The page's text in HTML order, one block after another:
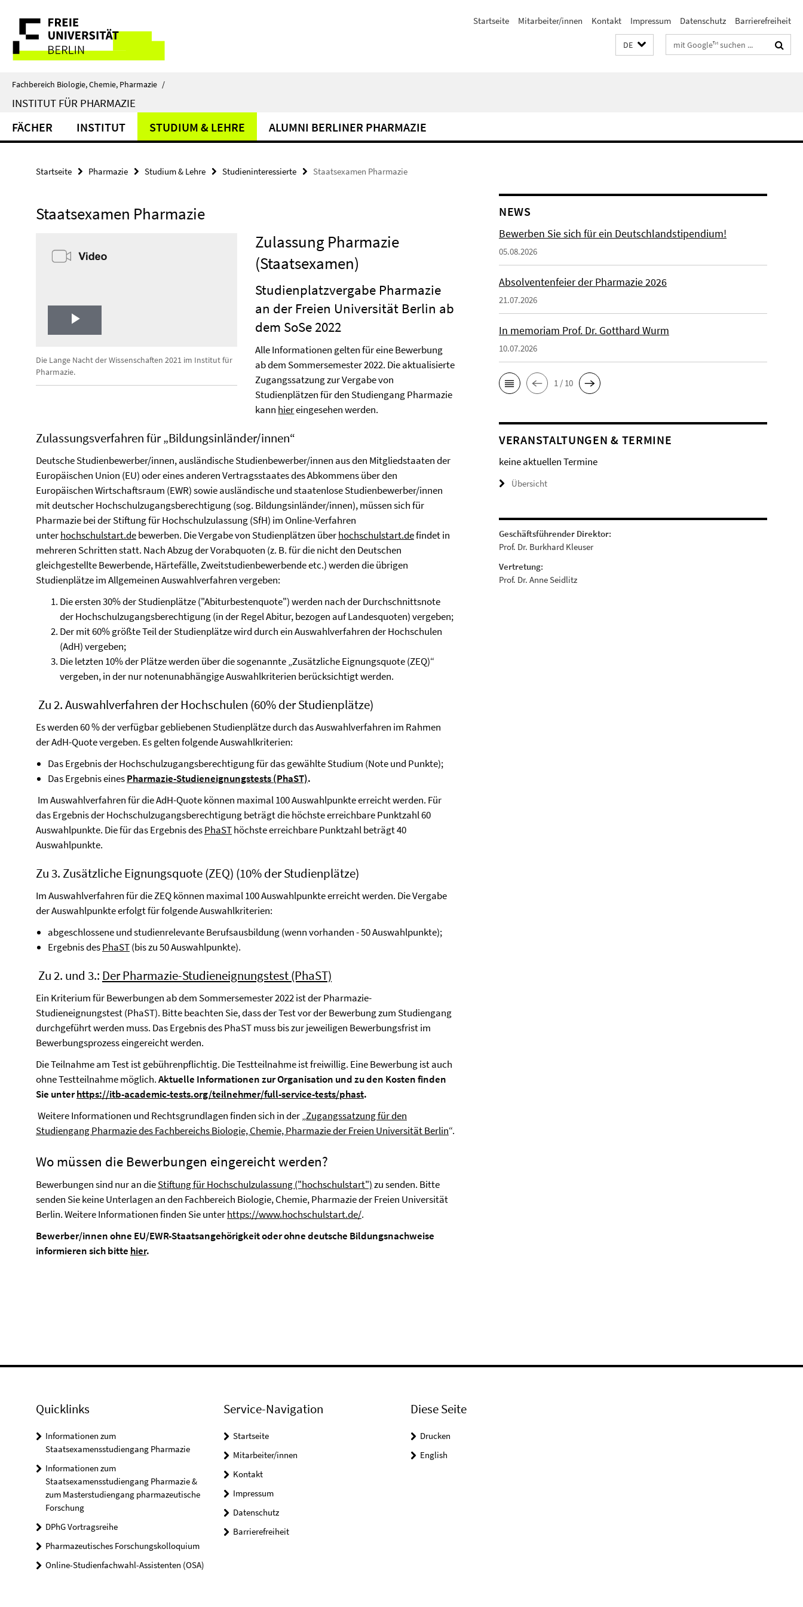
direkt
Inhalt
Service-
Navigation
Startseite Mitarbeiter/innen Kontakt Impressum Datenschutz Barrierefreiheit
DE Suchbegriffe
Fachbereich Biologie, Chemie, Pharmazie /
INSTITUT FÜR PHARMAZIE
FÄCHER INSTITUT STUDIUM & LEHRE ALUMNI BERLINER PHARMAZIE
Startseite Pharmazie Studium & Lehre Studieninteressierte Staatsexamen Pharmazie
Staatsexamen Pharmazie
Play
Video
Die Lange Nacht der Wissenschaften 2021 im Institut für
Pharmazie.
Zulassung Pharmazie
(Staatsexamen)
Studienplatzvergabe Pharmazie
an der Freien Universität Berlin ab
dem SoSe 2022
Alle Informationen gelten für eine Bewerbung
ab dem Sommersemester 2022. Die aktualisierte
Zugangssatzung zur Vergabe von
Studienplätzen für den Studiengang Pharmazie
kann hiereingesehen werden.
Zulassungsverfahren für „Bildungsinländer/innen“
Deutsche Studienbewerber/innen, ausländische Studienbewerber/innen aus den Mitgliedstaaten der
Europäischen Union (EU) oder eines anderen Vertragsstaates des Abkommens über den
Europäischen Wirtschaftsraum (EWR) sowie ausländische und staatenlose Studienbewerber/innen
mit deutscher Hochschulzugangsberechtigung (sog. Bildungsinländer/innen), müssen sich für
Pharmazie bei der Stiftung für Hochschulzulassung (SfH) im Online-Verfahren
unterhochschulstart.debewerben. Die Vergabe von Studienplätzen überhochschulstart.defindet in
mehreren Schritten statt. Nach Abzug der Vorabquoten (z. B. für die nicht den Deutschen
gleichgestellte Bewerbende, Härtefälle, Zweitstudienbewerbende etc.) werden die übrigen
Studienplätze im Allgemeinen Auswahlverfahren vergeben:
Die ersten 30% der Studienplätze ("Abiturbestenquote") werden nach der Durchschnittsnote
der Hochschulzugangsberechtigung (in der Regel Abitur, bezogen auf Landesquoten) vergeben;
Der mit 60% größte Teil der Studienplätze wird durch ein Auswahlverfahren der Hochschulen
(AdH) vergeben;
Die letzten 10% der Plätze werden über die sogenannte „Zusätzliche Eignungsquote (ZEQ)“
vergeben, in der nur notenunabhängige Auswahlkriterien berücksichtigt werden.
Zu 2. Auswahlverfahren der Hochschulen (60% der Studienplätze)
Es werden 60 % der verfügbar gebliebenen Studienplätze durch das Auswahlverfahren im Rahmen
der AdH-Quote vergeben. Es gelten folgende Auswahlkriterien:
Das Ergebnis der Hochschulzugangsberechtigung für das gewählte Studium (Note und Punkte);
Das Ergebnis einesPharmazie-Studieneignungstests (PhaST).
Im Auswahlverfahren für die AdH-Quote können maximal 100 Auswahlpunkte erreicht werden. Für
das Ergebnis der Hochschulzugangsberechtigung beträgt die höchste erreichbare Punktzahl 60
Auswahlpunkte. Die für das Ergebnis desPhaSThöchste erreichbare Punktzahl beträgt 40
Auswahlpunkte.
Zu 3. Zusätzliche Eignungsquote (ZEQ) (10% der Studienplätze)
Im Auswahlverfahren für die ZEQ können maximal 100 Auswahlpunkte erreicht werden. Die Vergabe
der Auswahlpunkte erfolgt für folgende Auswahlkriterien:
abgeschlossene und studienrelevante Berufsausbildung (wenn vorhanden - 50 Auswahlpunkte);
Ergebnis desPhaST(bis zu 50 Auswahlpunkte).
Zu 2. und 3.: Der Pharmazie-Studieneignungstest (PhaST)
Ein Kriterium für Bewerbungen ab dem Sommersemester 2022 ist der Pharmazie-
Studieneignungstest (PhaST). Bitte beachten Sie, dass der Test vor der Bewerbung zum Studiengang
durchgeführt werden muss. Das Ergebnis des PhaST muss bis zur jeweiligen Bewerbungsfrist im
Bewerbungsprozess eingereicht werden.
Die Teilnahme am Test ist gebührenpflichtig. Die Testteilnahme ist freiwillig. Eine Bewerbung ist auch
ohne Testteilnahme möglich.Aktuelle Informationen zur Organisation und zu den Kosten finden
Sie unterhttps://itb-academic-tests.org/teilnehmer/full-service-tests/phast.
Weitere Informationen und Rechtsgrundlagen finden sich in der „Zugangssatzung für den
Studiengang Pharmazie des Fachbereichs Biologie, Chemie, Pharmazie der Freien Universität Berlin“.
Wo müssen die Bewerbungen eingereicht werden?
Bewerbungen sind nur an dieStiftung für Hochschulzulassung ("hochschulstart")zu senden. Bitte
senden Sie keine Unterlagen an den Fachbereich Biologie, Chemie, Pharmazie der Freien Universität
Berlin. Weitere Informationen finden Sie unterhttps://www.hochschulstart.de/.
Bewerber/innen ohne EU/EWR-Staatsangehörigkeit oder ohne deutsche Bildungsnachweise
informieren sich bitte hier.
NEWS
Bewerben Sie sich für ein Deutschlandstipendium!
05.08.2026
Absolventenfeier der Pharmazie 2026
21.07.2026
In memoriam Prof. Dr. Gotthard Wurm
10.07.2026
1 / 10
VERANSTALTUNGEN & TERMINE
keine aktuellen Termine
Übersicht
Geschäftsführender Direktor:
Prof. Dr. Burkhard Kleuser
Vertretung:
Prof. Dr. Anne Seidlitz
Quicklinks
Informationen zum
Staatsexamensstudiengang Pharmazie
Informationen zum
Staatsexamensstudiengang Pharmazie &
zum Masterstudiengang pharmazeutische
Forschung
DPhG Vortragsreihe
Pharmazeutisches Forschungskolloquium
Online-Studienfachwahl-Assistenten (OSA)
Service-Navigation
Startseite
Mitarbeiter/innen
Kontakt
Impressum
Datenschutz
Barrierefreiheit
Diese Seite
Drucken
English